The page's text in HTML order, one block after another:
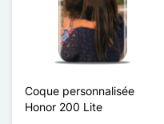
Coque personnalisée
Honor 200 Lite